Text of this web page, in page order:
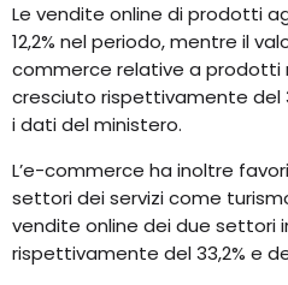
Le vendite online di prodotti
12,2% nel periodo, mentre il
commerce relative a prodotti
cresciuto rispettivamente del
i dati del ministero.
L’e-commerce ha inoltre
settori dei servizi come
vendite online dei due settori
rispettivamente del 33,2% e